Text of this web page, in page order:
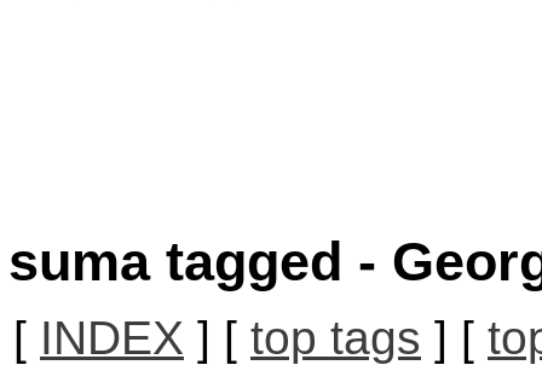
suma tagged -
[ INDEX ] [ top tags ] [